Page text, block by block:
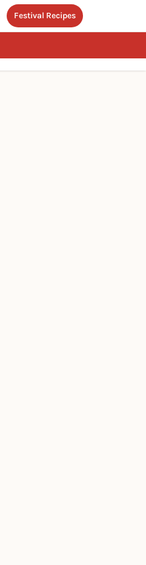
Festival Recipes